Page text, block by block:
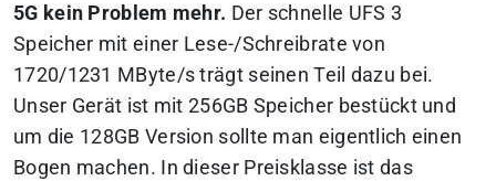
5G kein Problem mehr. Der schnelle UFS 3
Speicher mit einer Lese-/Schreibrate von
1720/1231 MByte/s trägt seinen Teil dazu bei.
Unser Gerät ist mit 256GB Speicher bestückt und
um die 128GB Version sollte man eigentlich einen
Bogen machen. In dieser Preisklasse ist das